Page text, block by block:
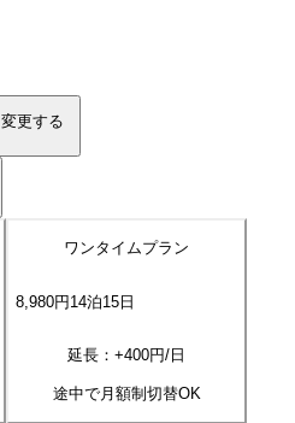
変更する
ワンタイムプラン
8,980円14泊15日
延長：+400円/日
途中で月額制切替OK